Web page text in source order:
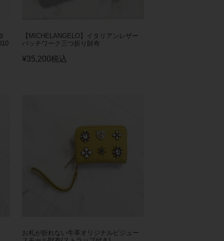
【MICHELANGELO】イタリアンレザー
パッチワーク三つ折り財布
¥35,200税込
お札が折れない牛革オリジナルビジュー